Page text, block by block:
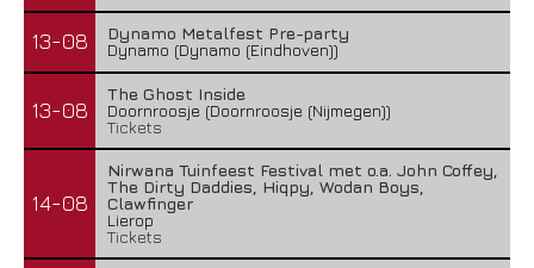
13-08
Dynamo Metalfest Pre-party
Dynamo (Dynamo (Eindhoven))
13-08
The Ghost Inside
Doornroosje (Doornroosje (Nijmegen))
Tickets
14-08
Nirwana Tuinfeest Festival met o.a. John Coffey,
The Dirty Daddies, Hiqpy, Wodan Boys,
Clawfinger
Lierop
Tickets